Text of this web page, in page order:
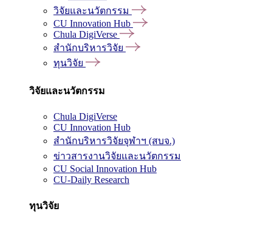
วิจัยและนวัตกรรม
CU Innovation Hub
Chula DigiVerse
สำนักบริหารวิจัย
ทุนวิจัย
วิจัยและนวัตกรรม
Chula DigiVerse
CU Innovation Hub
สำนักบริหารวิจัยจุฬาฯ (สบจ.)
ข่าวสารงานวิจัยและนวัตกรรม
CU Social Innovation Hub
CU-Daily Research
ทุนวิจัย